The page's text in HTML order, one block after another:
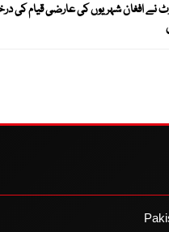
نے افغان شہریوں کی عارضی قیام کی